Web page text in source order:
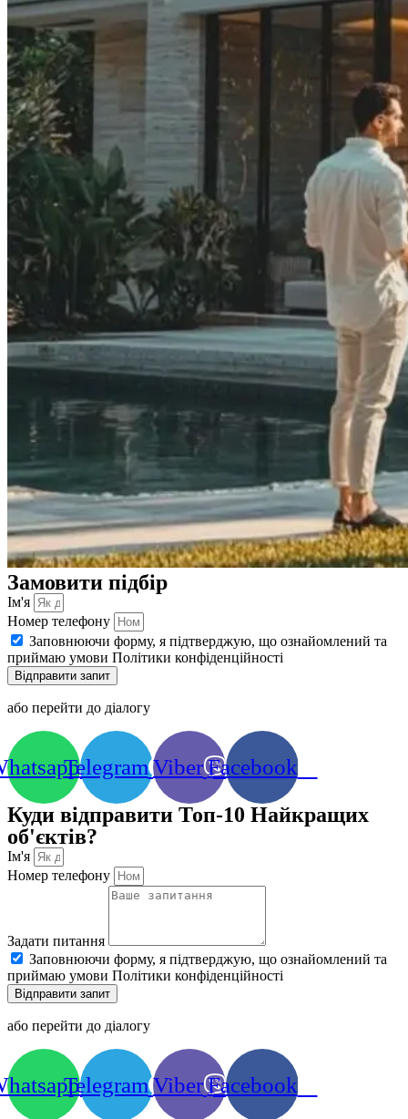
Замовити підбір
Ім'я
Номер телефону
Заповнюючи форму, я підтверджую, що ознайомлений та
приймаю умови Політики конфіденційності
Відправити запит
або перейти до діалогу
Telegram ViberFacebook
Куди відправити Топ-10 Найкращих
об'єктів?
Ім'я
Номер телефону
Задати питання
Заповнюючи форму, я підтверджую, що ознайомлений та
приймаю умови Політики конфіденційності
Відправити запит
або перейти до діалогу
Telegram ViberFacebook